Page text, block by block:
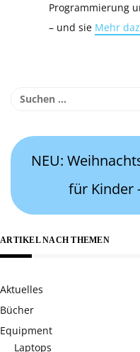
Programmierung
– und sie Mehr
Suchen
NEU:
für Kinder
ARTIKEL NACH THEMEN
Aktuelles
Bücher
Equipment
Laptops